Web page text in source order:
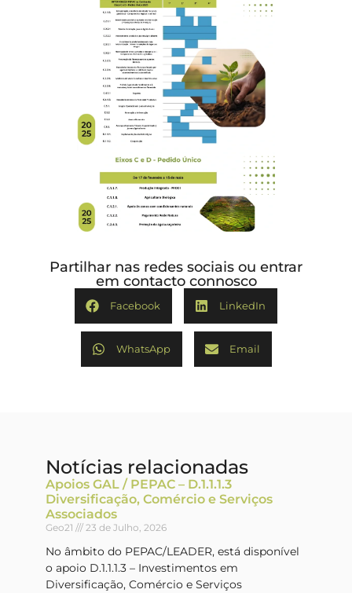
Partilhar nas redes sociais ou entrar
em contacto connosco
Facebook LinkedIn
WhatsApp Email
Notícias relacionadas
Apoios GAL / PEPAC – D.1.1.1.3
Diversificação, Comércio e Serviços
Associados
Geo21 23 de Julho, 2026
No âmbito do PEPAC/LEADER, está disponível
o apoio D.1.1.1.3 – Investimentos em
Diversificação, Comércio e Serviços